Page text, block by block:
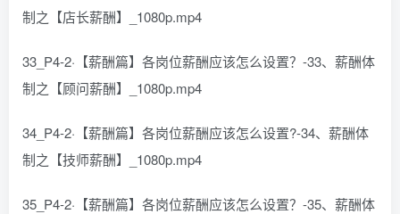
制之【店长薪酬】_1080p.mp4
33_P4-2·【薪酬篇】各岗位薪酬应该怎么设置？-33、薪酬体
制之【顾问薪酬】_1080p.mp4
34_P4-2·【薪酬篇】各岗位薪酬应该怎么设置?-34、薪酬体
制之【技师薪酬】_1080p.mp4
35_P4-2·【薪酬篇】各岗位薪酬应该怎么设置？-35、薪酬体